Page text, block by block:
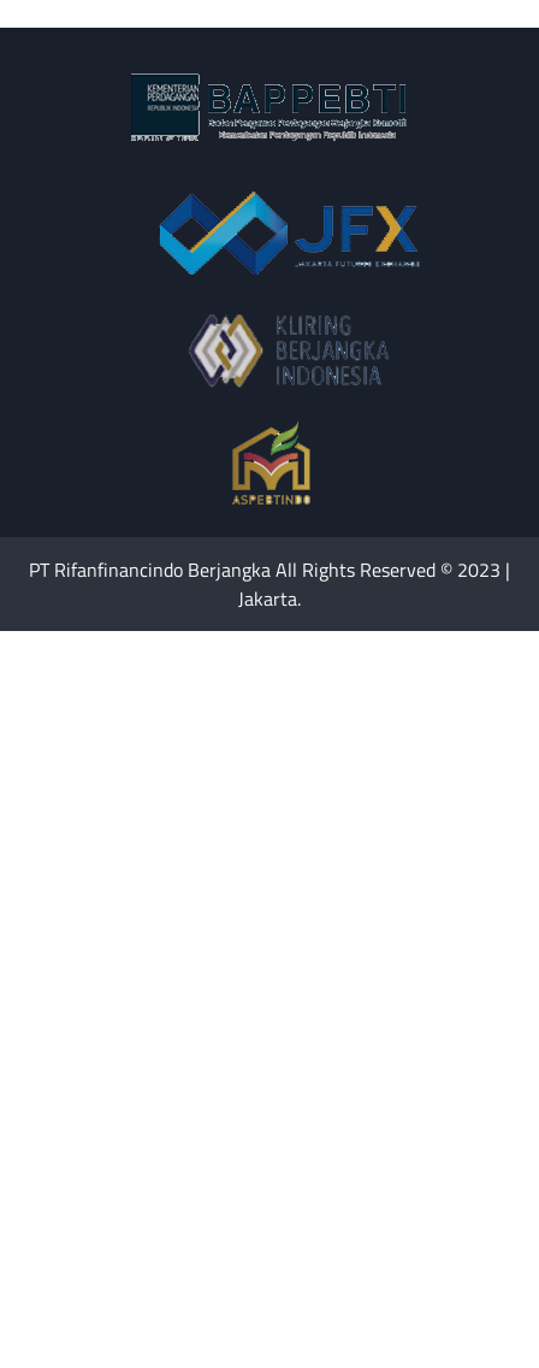
PT Rifanfinancindo Berjangka All Rights Reserved © 2023 |
Jakarta.